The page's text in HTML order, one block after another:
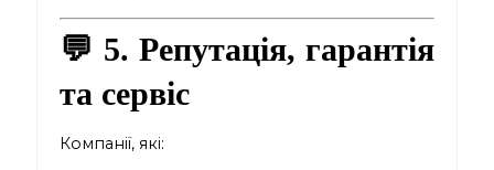
💬 5. Репутація, гарантія
та сервіс
Компанії, які: